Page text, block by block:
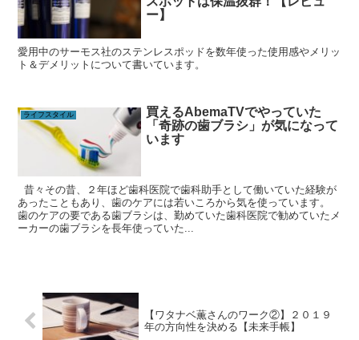
ー】
愛用中のサーモス社のステンレスポッドを数年使った使用感やメリッ
ト＆デメリットについて書いています。
ライフスタイル
買えるAbemaTVでやっていた
「奇跡の歯ブラシ」が気になって
います
昔々その昔、２年ほど歯科医院で歯科助手として働いていた経験が
あったこともあり、歯のケアには若いころから気を使っています。
歯のケアの要である歯ブラシは、勤めていた歯科医院で勧めていたメ
ーカーの歯ブラシを長年使っていた...
【ワタナベ薫さんのワーク②】２０１９
年の方向性を決める【未来手帳】